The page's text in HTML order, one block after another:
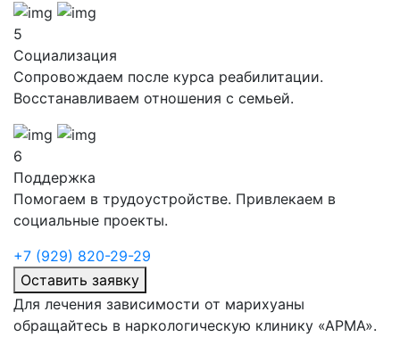
5
Социализация
Сопровождаем после курса реабилитации.
Восстанавливаем отношения с семьей.
6
Поддержка
Помогаем в трудоустройстве. Привлекаем в
социальные проекты.
+7 (929) 820-29-29
Оставить заявку
Для лечения зависимости от марихуаны
обращайтесь в наркологическую клинику «АРМА».